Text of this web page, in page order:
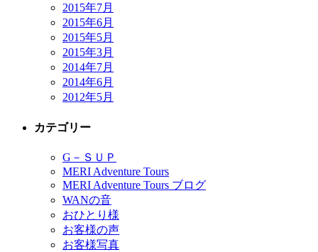
2015年7月
2015年6月
2015年5月
2015年3月
2014年7月
2014年6月
2012年5月
カテゴリー
G－ＳＵＰ
MERI Adventure Tours
MERI Adventure Tours ブログ
WANの音
おひとり様
お客様の声
お客様写真